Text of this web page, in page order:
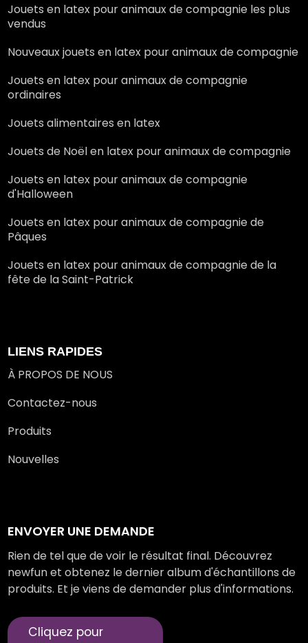
Jouets en latex pour animaux de compagnie les plus
vendus
Nouveaux jouets en latex pour animaux de compagnie
Jouets en latex pour animaux de compagnie
ordinaires
Jouets alimentaires en latex
Jouets de Noël en latex pour animaux de compagnie
Jouets en latex pour animaux de compagnie
d'Halloween
Jouets en latex pour animaux de compagnie de
Pâques
Jouets en latex pour animaux de compagnie de la
fête de la Saint-Patrick
LIENS RAPIDES
À PROPOS DE NOUS
Contactez-nous
Produits
Nouvelles
ENVOYER UNE DEMANDE
Rien de tel que de voir le résultat final. Découvrez
newfun et obtenez le dernier album d'échantillons de
produits. Et je viens de demander plus d'informations.
Cliquez pour